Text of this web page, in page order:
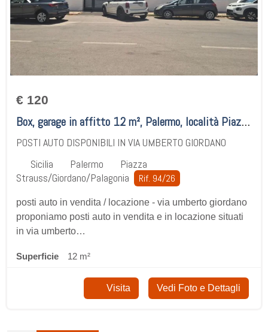
€ 120
Box, garage in affitto 12 m², Palermo, località Piazza Strauss/Giordano/Palagonia
POSTI AUTO DISPONIBILI IN VIA UMBERTO GIORDANO
Sicilia
Palermo
Piazza
Strauss/Giordano/Palagonia
Rif. 94/26
posti auto in vendita / locazione - via umberto giordano
proponiamo posti auto in vendita e in locazione situati
in via umberto…
Superficie 12 m²
Visita Vedi Foto e Dettagli